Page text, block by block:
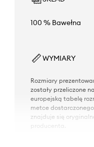
100 % Bawełna
WYMIARY
Rozmiary
zostały przeliczone
europejską tabelę
metce
znajduje się
producenta.